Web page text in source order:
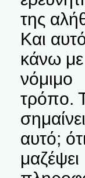
της
Και
κάνω με
νόμιμο
τρόπο.
σημαίνει
αυτό;
μαζέψει